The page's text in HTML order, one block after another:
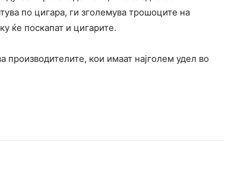
по цигара, ги зголемува трошоците на
ќе поскапат и цигарите.
производителите, кои имаат најголем удел во